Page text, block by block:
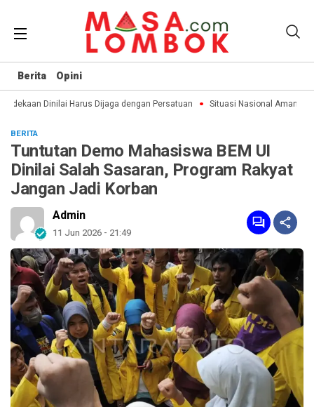
Berita Opini
Dinilai Harus Dijaga dengan Persatuan Situasi Nasional Aman,
BERITA
Tuntutan Demo Mahasiswa BEM UI
Dinilai Salah Sasaran, Program Rakyat
Jangan Jadi Korban
Admin
11 Jun 2026 - 21:49